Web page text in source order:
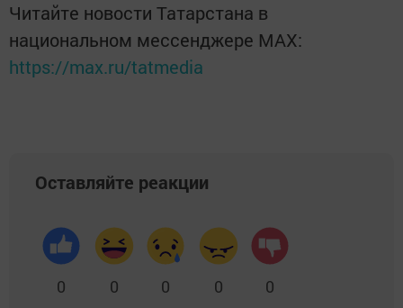
Читайте новости Татарстана в
национальном мессенджере MАХ:
https://max.ru/tatmedia
Оставляйте реакции
0 0 0 0 0